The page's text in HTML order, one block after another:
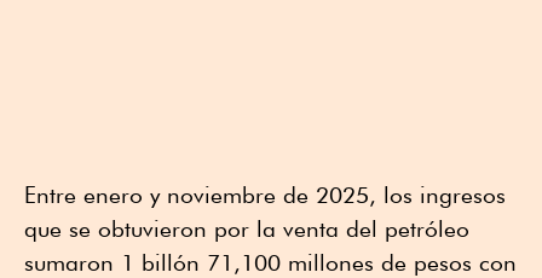
Entre enero y noviembre de 2025, los ingresos
que se obtuvieron por la venta del petróleo
sumaron 1 billón 71,100 millones de pesos con